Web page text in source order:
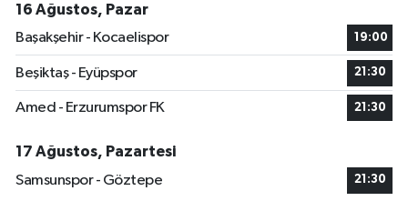
16 Ağustos, Pazar
Başakşehir - Kocaelispor
19:00
Beşiktaş - Eyüpspor 21:30
Amed - Erzurumspor FK 21:30
17 Ağustos, Pazartesi
Samsunspor - Göztepe
21:30